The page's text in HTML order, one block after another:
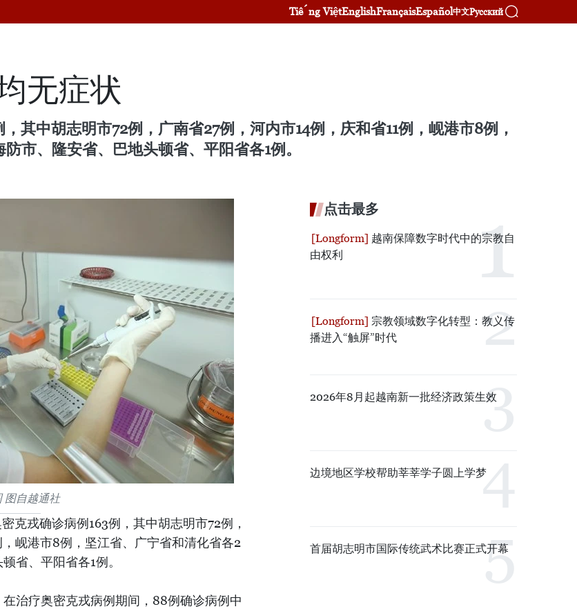
Tiếng ViệtEnglishFrançaisEspañol中文Русский
无症状
其中胡志明市72例，广南省27例，河内市14例，庆和省11例，岘港市8例，
市、隆安省、巴地头顿省、平阳省各1例。
图自越通社
克戎确诊病例163例，其中胡志明市72例，
岘港市8例，坚江省、广宁省和清化省各2
省、平阳省各1例。
治疗奥密克戎病例期间，88例确诊病例中
点击最多
越南保障数字时代中的宗教自
由权利
宗教领域数字化转型：教义传
播进入“触屏”时代
2026年8月起越南新一批经济政策生效
边境地区学校帮助莘莘学子圆上学梦
首届胡志明市国际传统武术比赛正式开幕